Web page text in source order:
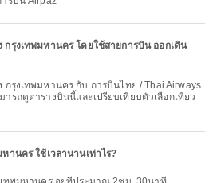
กรุงเทพมหานคร โดยใช้สายการบิน ออกเดิน
รถดูตารางบินนี้และเปรียบเทียบตัวเลือกเที่ยว
านคร ใช้เวลานานเท่าไร?